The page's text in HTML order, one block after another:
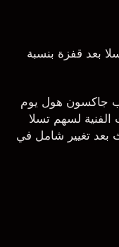
بعد قفزة بنسبة
جاكسون هول يوم
لسهم تسلا
بعد تغيير شامل في
الأسبوعي.